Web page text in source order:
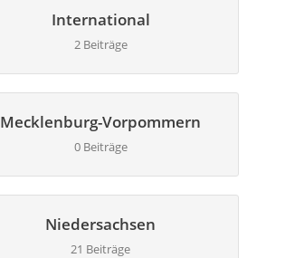
International
2 Beiträge
Mecklenburg-Vorpommern
0 Beiträge
Niedersachsen
21 Beiträge